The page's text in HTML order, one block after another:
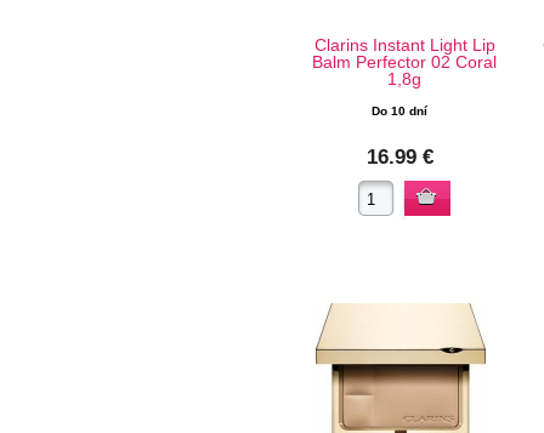
Clarins Instant Light Lip
Balm Perfector 02 Coral
1,8g
Do 10 dní
16.99 €